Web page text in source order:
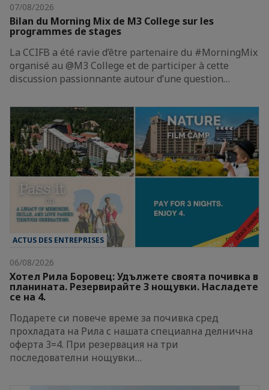
07/08/2026
Bilan du Morning Mix de M3 College sur les
programmes de stages
La CCIFB a été ravie d’être partenaire du #MorningMix
organisé au @M3 College et de participer à cette
discussion passionnante autour d’une question…
ACTUS DES ENTREPRISES
06/08/2026
Хотел Рила Боровец: Удължете своята почивка в
планината. Резервирайте 3 нощувки. Насладете
се на 4.
Подарете си повече време за почивка сред
прохладата на Рила с нашата специална делнична
оферта 3=4. При резервация на три
последователни нощувки…